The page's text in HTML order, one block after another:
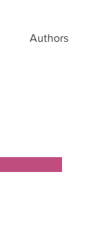
Authors